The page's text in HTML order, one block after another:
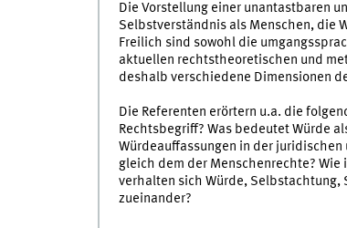
Die Vorstellung einer unantastbaren
Selbstverständnis als Menschen, die
Freilich sind sowohl die
aktuellen rechtstheoretischen und
deshalb verschiedene Dimensionen
Die Referenten erörtern u.a. die
Rechtsbegriff? Was bedeutet Würde
Würdeauffassungen in der
gleich dem der Menschenrechte? Wie
verhalten sich Würde,
zueinander?